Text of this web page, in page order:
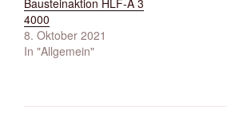
4000
8. Oktober 2021
In "Allgemein"